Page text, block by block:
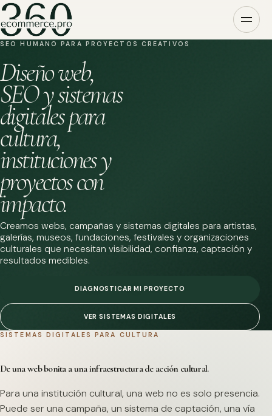
SEO HUMANO PARA PROYECTOS CREATIVOS
Diseño web,
SEO y sistemas
digitales para
cultura,
instituciones y
proyectos con
impacto.
Creamos webs, campañas y sistemas digitales para artistas,
galerías, museos, fundaciones, festivales y organizaciones
culturales que necesitan visibilidad, confianza, captación y
resultados medibles.
DIAGNOSTICAR MI PROYECTO
VER SISTEMAS DIGITALES
SISTEMAS DIGITALES PARA CULTURA
De una web bonita a una infraestructura de acción cultural.
Para una institución cultural, una web no es solo presencia.
Puede ser una campaña, un sistema de captación, una vía